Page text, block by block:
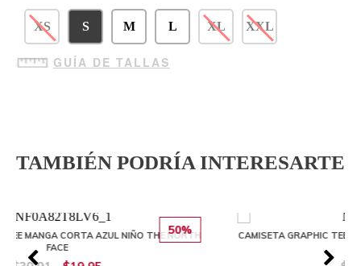
XS S M L XL XXL
GUÍA DE TALLAS
TAMBIÉN PODRÍA INTERESARTE
50%
THE NORTH
CAMISETA GRAPHIC TEE MANGA CORTA VERDE NIÑO THE